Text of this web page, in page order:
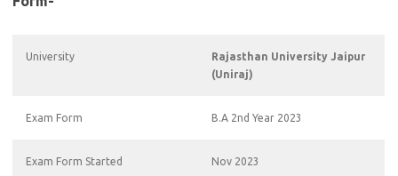
University
Rajasthan University Jaipur
(Uniraj)
Exam Form B.A 2nd Year 2023
Exam Form Started Nov 2023